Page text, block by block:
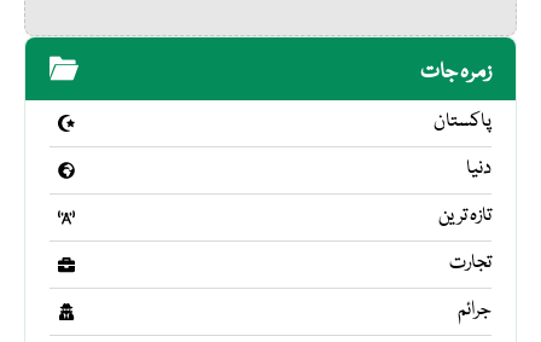
زمرہ جات
پاکستان
دنیا
تازہ ترین
تجارت
جرائم